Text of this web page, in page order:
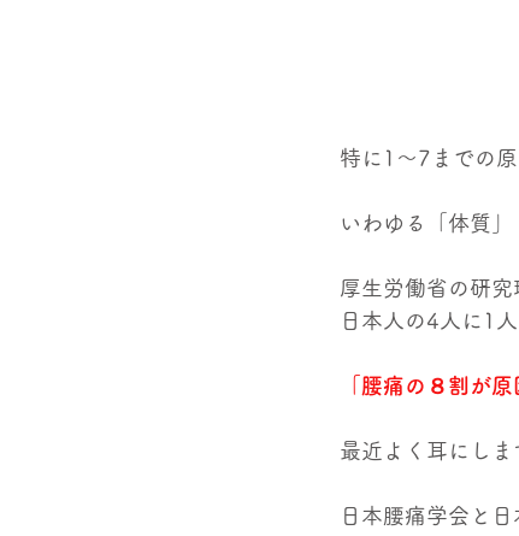
特に1～7までの
いわゆる「体質
厚生労働省の研
日本人の4人に1
「腰痛の８割が原
最近よく耳にしま
日本腰痛学会と